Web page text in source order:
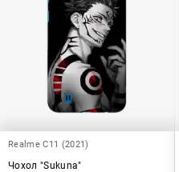
Realme C11 (2021)
Чохол "Sukuna"